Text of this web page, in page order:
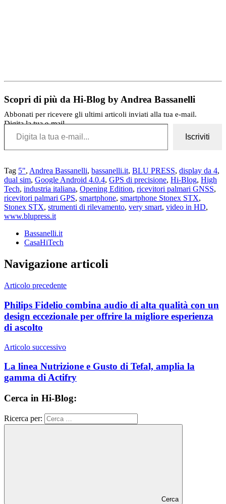
Scopri di più da Hi-Blog by Andrea Bassanelli
Abbonati per ricevere gli ultimi articoli inviati alla tua e-mail.
Digita la tua e-mail...
Iscriviti
Tag 5", Andrea Bassanelli, bassanelli.it, BLU PRESS, display da 4,
dual sim, Google Android 4.0.4, GPS di precisione, Hi-Blog, High
Tech, industria italiana, Opening Edition, ricevitori palmari GNSS,
ricevitori palmari GPS, smartphone, smartphone Stonex STX,
Stonex STX, strumenti di rilevamento, very smart, video in HD,
www.blupress.it
Bassanelli.it
CasaHiTech
Navigazione articoli
Articolo precedente
Philips Fidelio combina audio di alta qualità con un
design eccezionale per offrire la migliore esperienza
di ascolto
Articolo successivo
La linea Nutrizione e Gusto di Tefal, amplia la
gamma di Actifry
Cerca in Hi-Blog:
Ricerca per:
Cerca